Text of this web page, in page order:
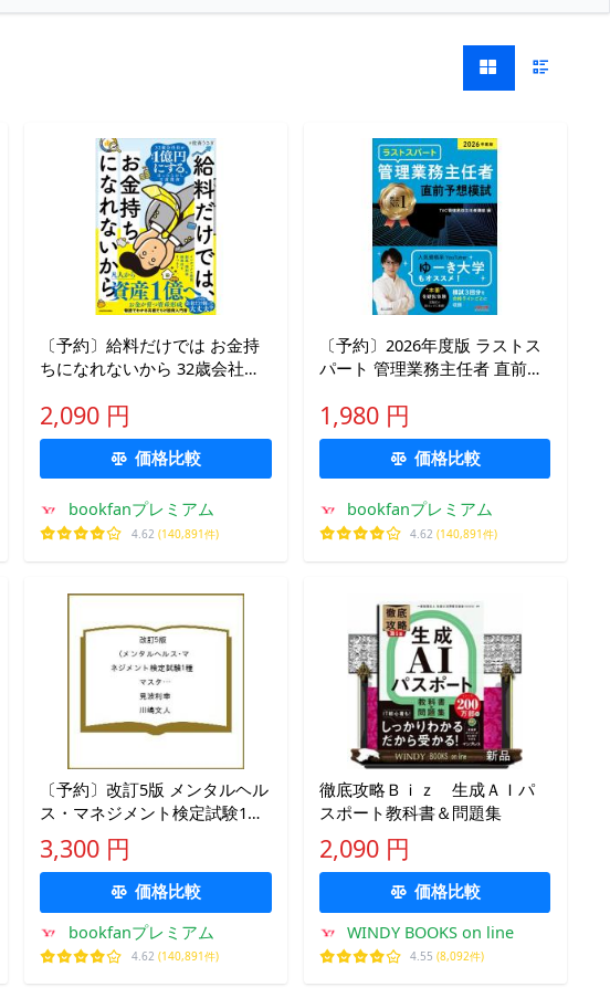
〔予約〕給料だけでは お金持
ちになれないから 32歳会社員
かし王道投資/投資うさぎ
2,090 円
価格比較
bookfanプレミアム
4.62 (140,891件)
〔予約〕2026年度版 ラストス
パート 管理業務主任者 直前予
座
1,980 円
価格比較
bookfanプレミアム
4.62 (140,891件)
〔予約〕改訂5版 メンタルヘル
ス・マネジメント検定試験1種
(マスターコース)重要ポイント
&amp;問題集/見波利幸/川嶋文
人
3,300 円
価格比較
bookfanプレミアム
4.62 (140,891件)
徹底攻略Ｂｉｚ 生成ＡＩパ
スポート教科書＆問題集
2,090 円
価格比較
WINDY BOOKS on line
4.55 (8,092件)